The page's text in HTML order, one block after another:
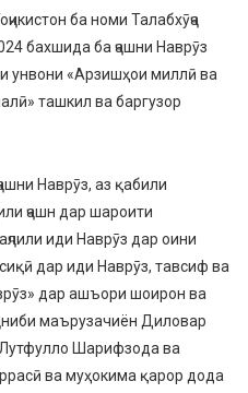
ба номи Талабхӯҷа
бахшида ба ҷашни Наврӯз
унвони «Арзишҳои миллӣ ва
ташкил ва баргузор
Наврӯз, аз қабили
ҷашн дар шароити
иди Наврӯз дар оини
дар иди Наврӯз, тавсиф ва
дар ашъори шоирон ва
маърузачиён Диловар
Шарифзода ва
ва муҳокима қарор дода